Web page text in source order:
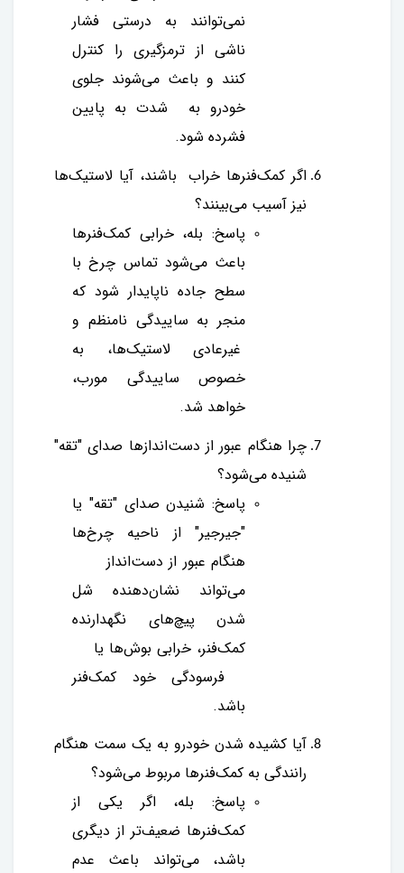
نمی‌توانند به درستی فشار
ناشی از ترمزگیری را کنترل
کنند و باعث می‌شوند جلوی
خودرو به شدت به پایین
فشرده شود.
اگر کمک‌فنرها خراب باشند، آیا لاستیک‌ها
نیز آسیب می‌بینند؟
پاسخ: بله، خرابی کمک‌فنرها
باعث می‌شود تماس چرخ با
سطح جاده ناپایدار شود که
منجر به ساییدگی نامنظم و
غیرعادی لاستیک‌ها، به
خصوص ساییدگی مورب،
خواهد شد.
چرا هنگام عبور از دست‌اندازها صدای "تقه"
شنیده می‌شود؟
پاسخ: شنیدن صدای "تقه" یا
"جیرجیر" از ناحیه چرخ‌ها
هنگام عبور از دست‌انداز
می‌تواند نشان‌دهنده شل
شدن پیچ‌های نگهدارنده
کمک‌فنر، خرابی بوش‌ها یا
فرسودگی خود کمک‌فنر
باشد.
آیا کشیده شدن خودرو به یک سمت هنگام
رانندگی به کمک‌فنرها مربوط می‌شود؟
پاسخ: بله، اگر یکی از
کمک‌فنرها ضعیف‌تر از دیگری
باشد، می‌تواند باعث عدم